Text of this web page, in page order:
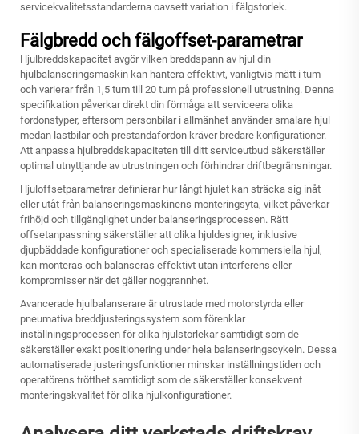
servicekvalitetsstandarderna oavsett variation i fälgstorlek.
Fälgbredd och fälgoffset-parametrar
Hjulbreddskapacitet avgör vilken breddspann av hjul din
hjulbalanseringsmaskin kan hantera effektivt, vanligtvis mätt i tum
och varierar från 1,5 tum till 20 tum på professionell utrustning. Denna
specifikation påverkar direkt din förmåga att serviceera olika
fordonstyper, eftersom personbilar i allmänhet använder smalare hjul
medan lastbilar och prestandafordon kräver bredare konfigurationer.
Att anpassa hjulbreddskapaciteten till ditt serviceutbud säkerställer
optimal utnyttjande av utrustningen och förhindrar driftbegränsningar.
Hjuloffsetparametrar definierar hur långt hjulet kan sträcka sig inåt
eller utåt från balanseringsmaskinens monteringsyta, vilket påverkar
frihöjd och tillgänglighet under balanseringsprocessen. Rätt
offsetanpassning säkerställer att olika hjuldesigner, inklusive
djupbäddade konfigurationer och specialiserade kommersiella hjul,
kan monteras och balanseras effektivt utan interferens eller
kompromisser när det gäller noggrannhet.
Avancerade hjulbalanserare är utrustade med motorstyrda eller
pneumativa breddjusteringssystem som förenklar
inställningsprocessen för olika hjulstorlekar samtidigt som de
säkerställer exakt positionering under hela balanseringscykeln. Dessa
automatiserade justeringsfunktioner minskar inställningstiden och
operatörens trötthet samtidigt som de säkerställer konsekvent
monteringskvalitet för olika hjulkonfigurationer.